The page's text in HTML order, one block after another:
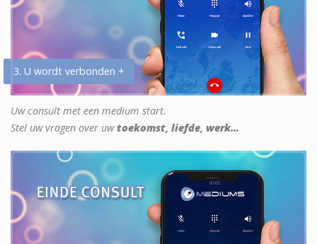
3. U wordt verbonden +
Uw consult met een medium start.
Stel uw vragen over uwtoekomst, liefde, werk...